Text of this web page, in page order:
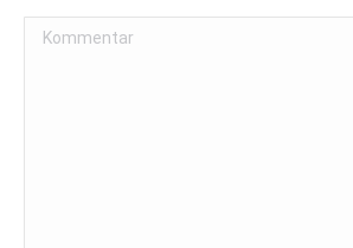
Kommentar